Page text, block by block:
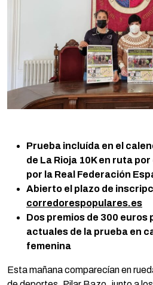
Prueba incluída en el
de La Rioja 10K en ruta
por la Real Federación
Abierto el plazo de
corredorespopulares.es
Dos premios de 300
actuales de la prueba en
femenina
Esta mañana comparecían en